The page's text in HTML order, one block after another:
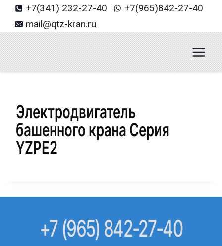
Перейти
содержанию
+7(341) 232-27-40
+7(965)842-27-40
mail@qtz-kran.ru
Электродвигатель
башенного крана Серия
YZPE2
+7 (965) 842-27-40